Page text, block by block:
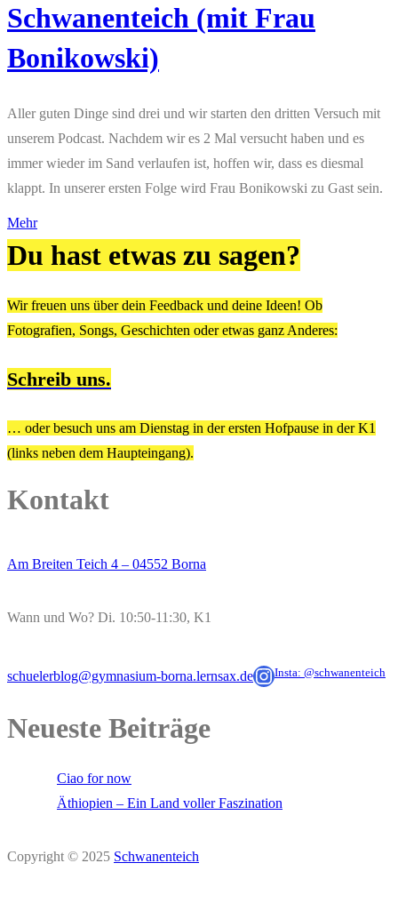
Schwanenteich (mit Frau
Bonikowski)
Aller guten Dinge sind drei und wir starten den dritten Versuch mit
unserem Podcast. Nachdem wir es 2 Mal versucht haben und es
immer wieder im Sand verlaufen ist, hoffen wir, dass es diesmal
klappt. In unserer ersten Folge wird Frau Bonikowski zu Gast sein.
Mehr
Du hast etwas zu sagen?
Wir freuen uns über dein Feedback und deine Ideen! Ob
Fotografien, Songs, Geschichten oder etwas ganz Anderes:
Schreib uns.
… oder besuch uns am Dienstag in der ersten Hofpause in der K1
(links neben dem Haupteingang).
Kontakt
Am Breiten Teich 4 – 04552 Borna
Wann und Wo? Di. 10:50-11:30, K1
schuelerblog@gymnasium-borna.lernsax.deschuelerblog@gymnasium-borna.lernsax.de Insta: @schwanenteich
Neueste Beiträge
Ciao for now
Äthiopien – Ein Land voller Faszination
Copyright © 2025 Schwanenteich